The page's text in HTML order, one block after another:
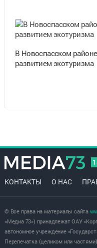
В Новоспасском
развитием экотуризма
КОНТАКТЫ О НАС
© Все права на материалы сайта
«Медиа 73») принадлежат ОАУ
автономное учреждение
Перепечатка (целиком или